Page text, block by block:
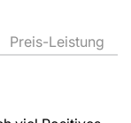
Preis-Leistung